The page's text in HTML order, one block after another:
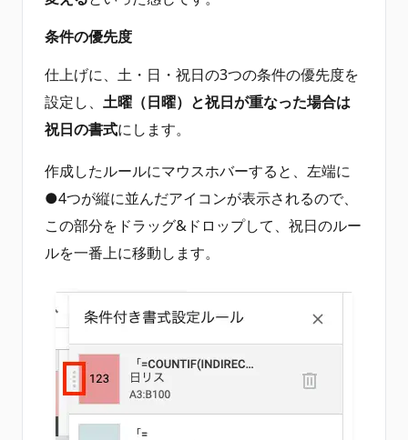
条件の優先度
仕上げに、土・日・祝日の3つの条件の優先度を
設定し、 土曜（日曜）と祝日が重なった場合は
祝日の書式にします。
作成したルールにマウスホバーすると、左端に
●4つが縦に並んだアイコンが表示されるので、
この部分をドラッグ&ドロップして、祝日のルー
ルを一番上に移動します。